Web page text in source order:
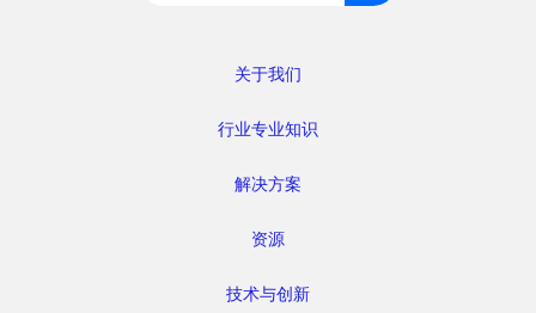
关于我们
行业专业知识
解决方案
资源
技术与创新